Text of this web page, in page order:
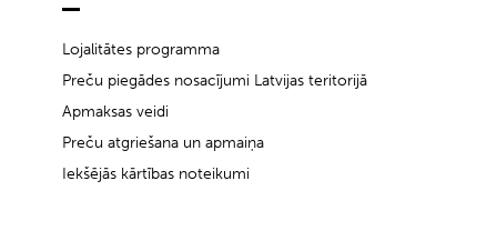
Lojalitātes programma
Preču piegādes nosacījumi Latvijas teritorijā
Apmaksas veidi
Preču atgriešana un apmaiņa
Iekšējās kārtības noteikumi